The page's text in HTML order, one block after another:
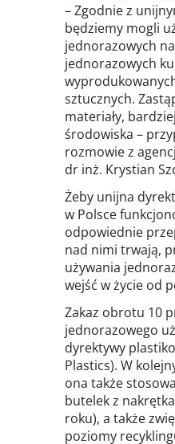
– Zgodnie z
będziemy mogli
jednorazowych
jednorazowych
sztucznych.
materiały,
środowiska –
rozmowie z
dr inż. Krystian
Żeby unijna
w Polsce
odpowiednie
nad nimi trwają,
używania
wejść w życie od
Zakaz obrotu 10
jednorazowego
dyrektywy
Plastics). W
ona także
butelek z
roku), a także
poziomy